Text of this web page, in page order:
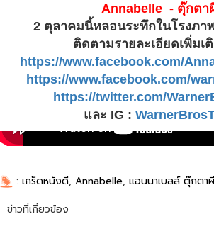
Annabelle - ตุ๊กตา
2 ตุลาคมนี้หลอนระทึกในโรงภา
ติดตามรายละเอียดเพิ่มเ
https://www.facebook.com/
https://www.facebook.com/
https://twitter.com/
และ IG :
: เกร็ดหนังดี, Annabelle, แอนนาเบลล์ ตุ๊กตาผี
ข่าวที่เกี่ยวข้อง